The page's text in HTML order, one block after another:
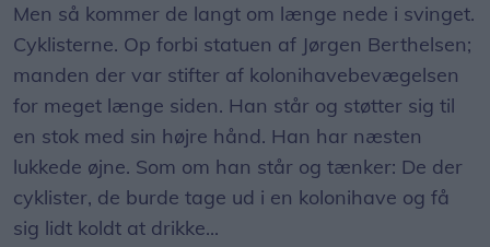
Men så kommer de langt om længe nede i svinget.
Cyklisterne. Op forbi statuen af Jørgen Berthelsen;
manden der var stifter af kolonihavebevægelsen
for meget længe siden. Han står og støtter sig til
en stok med sin højre hånd. Han har næsten
lukkede øjne. Som om han står og tænker: De der
cyklister, de burde tage ud i en kolonihave og få
sig lidt koldt at drikke...